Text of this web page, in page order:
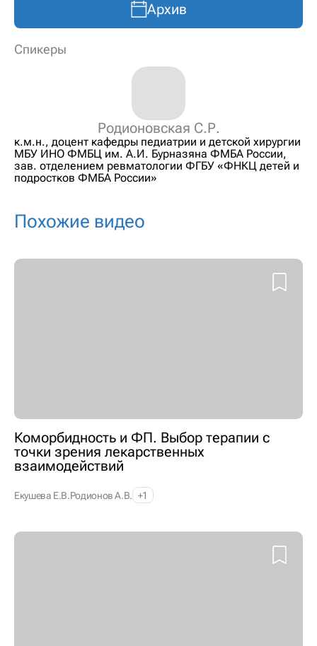
Архив
Спикеры
Родионовская С.Р.
к.м.н., доцент кафедры педиатрии и детской хирургии
МБУ ИНО ФМБЦ им. А.И. Бурназяна ФМБА России,
зав. отделением ревматологии ФГБУ «ФНКЦ детей и
подростков ФМБА России»
Похожие видео
Коморбидность и ФП. Выбор терапии с
точки зрения лекарственных
взаимодействий
Екушева Е.В.Родионов А.В. +1